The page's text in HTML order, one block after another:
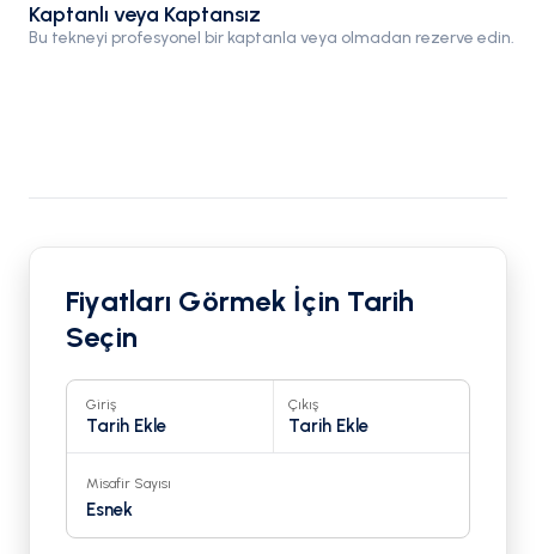
Kaptanlı veya Kaptansız
Bu tekneyi profesyonel bir kaptanla veya olmadan rezerve edin.
Fiyatları Görmek İçin Tarih
Seçin
Giriş
Tarih Ekle
Çıkış
Tarih Ekle
Misafir Sayısı
Esnek